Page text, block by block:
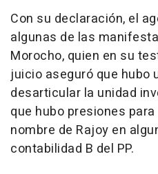
Con su declaración, el
algunas de las
Morocho, quien en su
juicio aseguró que hubo
desarticular la unidad
que hubo presiones
nombre de Rajoy en
contabilidad B del PP.